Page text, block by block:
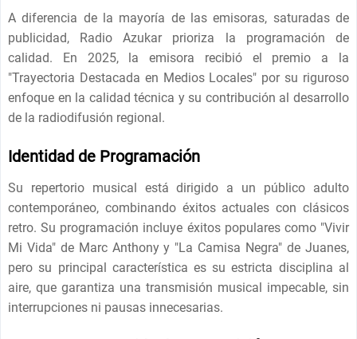
A diferencia de la mayoría de las emisoras, saturadas de
publicidad, Radio Azukar prioriza la programación de
calidad. En 2025, la emisora ​​recibió el premio a la
"Trayectoria Destacada en Medios Locales" por su riguroso
enfoque en la calidad técnica y su contribución al desarrollo
de la radiodifusión regional.
Identidad de Programación
Su repertorio musical está dirigido a un público adulto
contemporáneo, combinando éxitos actuales con clásicos
retro. Su programación incluye éxitos populares como "Vivir
Mi Vida" de Marc Anthony y "La Camisa Negra" de Juanes,
pero su principal característica es su estricta disciplina al
aire, que garantiza una transmisión musical impecable, sin
interrupciones ni pausas innecesarias.